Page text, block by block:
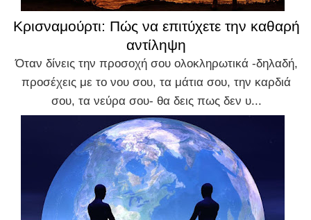
Κρισναμούρτι: Πώς να επιτύχετε την καθαρή
αντίληψη
Όταν δίνεις την προσοχή σου ολοκληρωτικά -δηλαδή,
προσέχεις με το νου σου, τα μάτια σου, την καρδιά
σου, τα νεύρα σου- θα δεις πως δεν υ...